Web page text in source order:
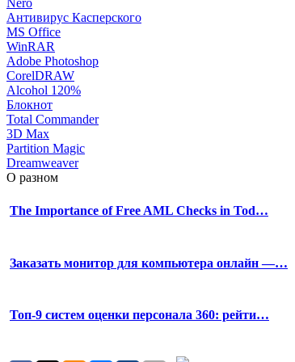
Nero
Антивирус Касперского
MS Office
WinRAR
Adobe Photoshop
CorelDRAW
Alcohol 120%
Блокнот
Total Commander
3D Max
Partition Magic
Dreamweaver
О разном
The Importance of Free AML Checks in Tod…
Заказать монитор для компьютера онлайн —…
Топ-9 систем оценки персонала 360: рейти…